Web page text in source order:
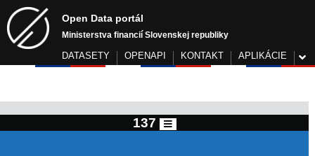
Open Data portál
Ministerstva financií Slovenskej republiky
DATASETY OPENAPI KONTAKT APLIKÁCIE
137